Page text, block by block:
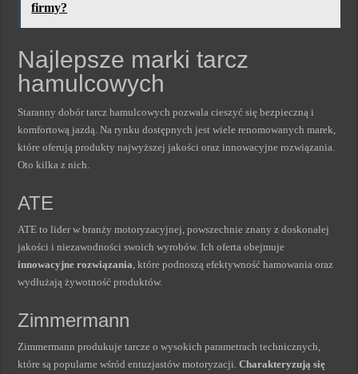
firmy?
Najlepsze marki tarcz
hamulcowych
Staranny dobór tarcz hamulcowych pozwala cieszyć się bezpieczną i
komfortową jazdą. Na rynku dostępnych jest wiele renomowanych marek,
które oferują produkty najwyższej jakości oraz innowacyjne rozwiązania.
Oto kilka z nich.
ATE
ATE to lider w branży motoryzacyjnej, powszechnie znany z doskonałej
jakości i niezawodności swoich wyrobów. Ich oferta obejmuje
innowacyjne rozwiązania, które podnoszą efektywność hamowania oraz
wydłużają żywotność produktów.
Zimmermann
Zimmermann produkuje tarcze o wysokich parametrach technicznych,
które są popularne wśród entuzjastów motoryzacji.Charakteryzują się